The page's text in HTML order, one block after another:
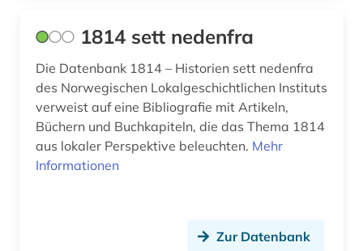
ausstellungskatalog (2)
australien (8)
auswanderer (3)
1814 sett nedenfra
Die Datenbank 1814 – Historien sett nedenfra
des Norwegischen Lokalgeschichtlichen Instituts
verweist auf eine Bibliografie mit Artikeln,
Büchern und Buchkapiteln, die das Thema 1814
aus lokaler Perspektive beleuchten. Mehr
Informationen
Zur Datenbank